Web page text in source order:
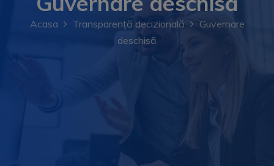
Acasa Transparență decizională
Guvernare
deschisă